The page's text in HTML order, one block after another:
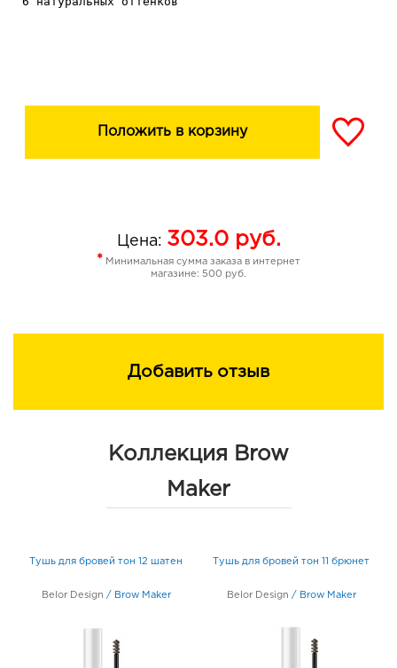
Положить в корзину
Цена: 303.0руб.
* Минимальная сумма заказа в интернет
магазине: 500 руб.
Добавить отзыв
Коллекция Brow
Maker
Тушь для бровей тон 12 шатен
Belor Design / Brow Maker
Тушь для бровей тон 11 брюнет
Belor Design / Brow Maker